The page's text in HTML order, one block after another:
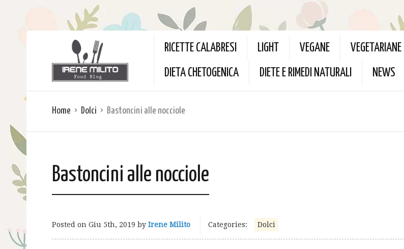
RICETTE CALABRESI LIGHT VEGANE VEGETARIANE
DIETA CHETOGENICA DIETE E RIMEDI NATURALI NEWS
Home Dolci Bastoncini alle nocciole
Bastoncini alle nocciole
Posted on Giu 5th, 2019 by Irene Milito Categories: Dolci